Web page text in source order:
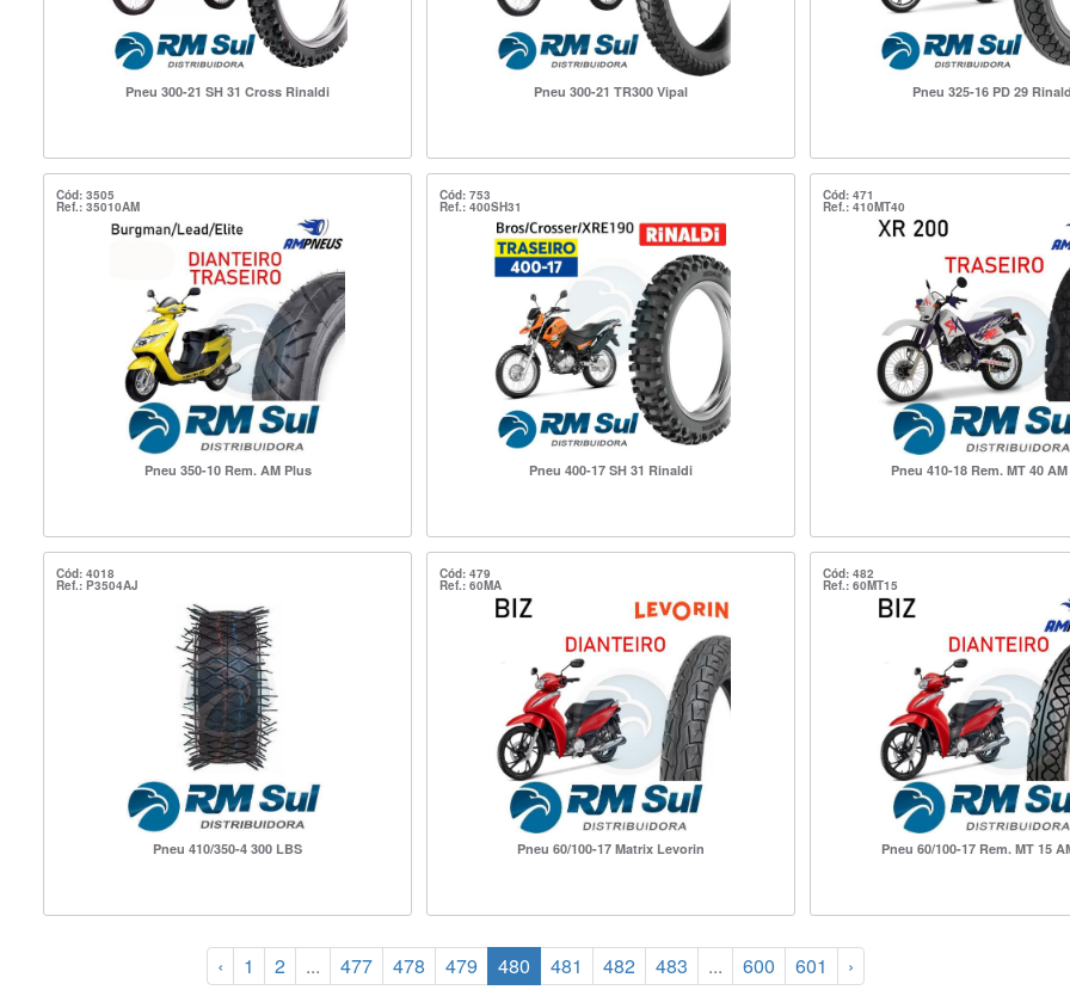
Pneu 300-21 SH 31 Cross Rinaldi Pneu 300-21 TR300 Vipal Pneu 325-16 PD 29
Cód: 3505
Ref.: 35010AM
Pneu 350-10 Rem. AM Plus
Cód: 753
Ref.: 400SH31
Pneu 400-17 SH 31 Rinaldi
Cód: 471
Ref.: 410MT40
Pneu 410-18 Rem. MT 40
Cód: 4018
Ref.: P3504AJ
Pneu 410/350-4 300 LBS
Cód: 479
Ref.: 60MA
Pneu 60/100-17 Matrix Levorin
Cód: 482
Ref.: 60MT15
Pneu 60/100-17 Rem. MT 15
‹ 1 2 ... 477 478 479 480 481 482 483 ... 600 601 ›